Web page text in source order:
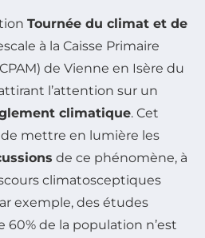
Tournée du climat et de
à la Caisse Primaire
de Vienne en Isère du
l’attention sur un
climatique. Cet
mettre en lumière les
de ce phénomène, à
climatosceptiques
exemple, des études
de la population n’est